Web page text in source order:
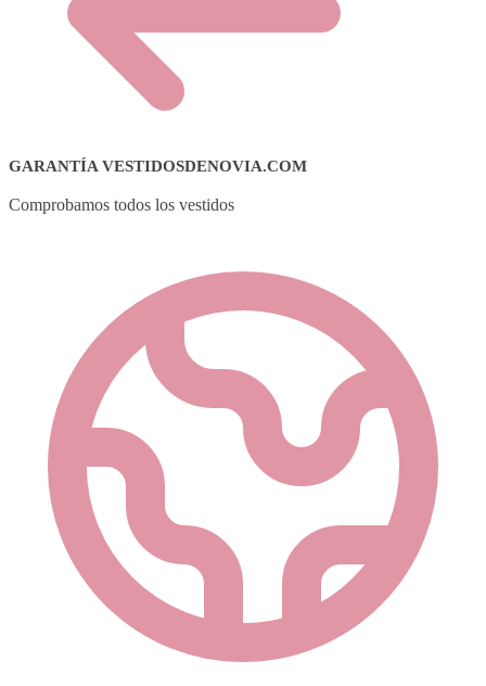
GARANTÍA VESTIDOSDENOVIA.COM
Comprobamos todos los vestidos